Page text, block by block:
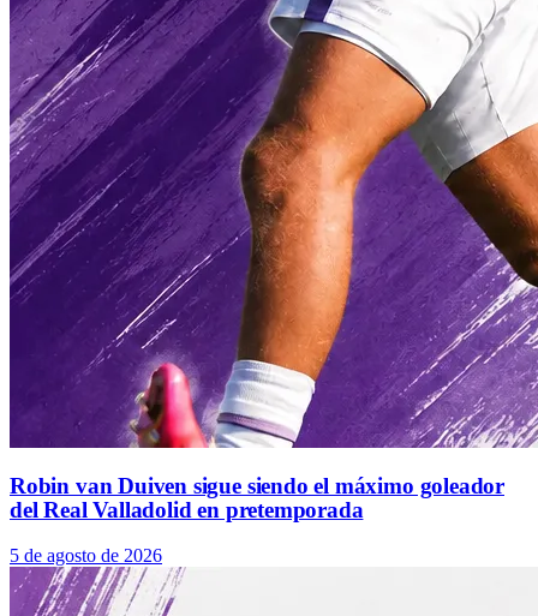
Robin van Duiven sigue siendo el máximo goleador
del Real Valladolid en pretemporada
5 de agosto de 2026